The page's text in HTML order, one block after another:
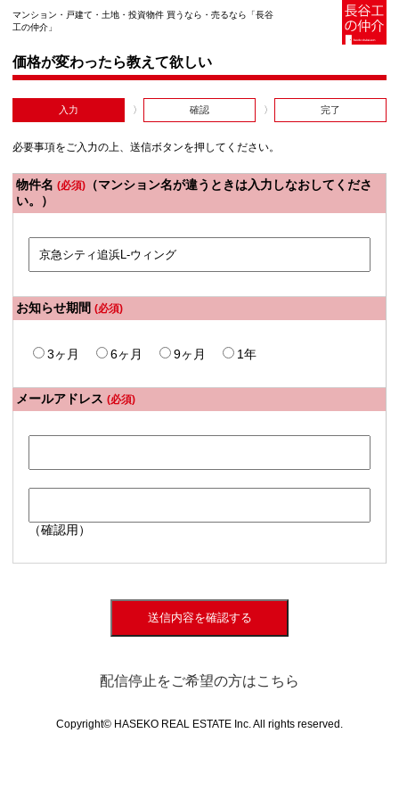
マンション・戸建て・土地・投資物件 買うなら・売るなら「長谷
工の仲介」
価格が変わったら教えて欲しい
入力 確認 完了
必要事項をご入力の上、送信ボタンを押してください。
物件名 (必須) （マンション名が違うときは入力しなおしてくださ
い。）
お知らせ期間 (必須)
3ヶ月 6ヶ月 9ヶ月 1年
メールアドレス (必須)
（確認用）
送信内容を確認する
配信停止をご希望の方はこちら
Copyright© HASEKO REAL ESTATE Inc. All rights reserved.